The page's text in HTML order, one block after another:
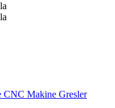
CNC Makine Gresler